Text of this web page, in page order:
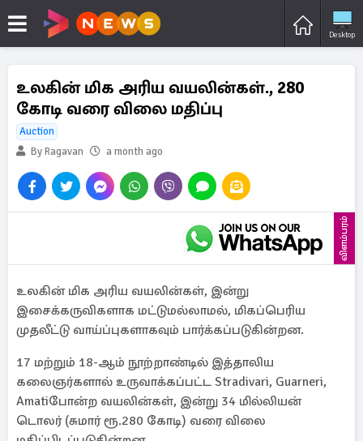
Desktop
உலகின் மிக அரிய வயலின்கள்., 280
கோடி வரை விலை மதிப்பு
Auction
By Ragavan
a month ago
விளம்பரம்
உலகின் மிக அரிய வயலின்கள், இன்று
இசைக்கருவிகளாக மட்டுமல்லாமல், மிகப்பெரிய
முதலீட்டு வாய்ப்புகளாகவும் பார்க்கப்படுகின்றன.
17 மற்றும் 18-ஆம் நூற்றாண்டில் இத்தாலிய
கலைஞர்களால் உருவாக்கப்பட்ட Stradivari, Guarneri,
Amatiபோன்ற வயலின்கள், இன்று 34 மில்லியன்
டொலர் (சுமார் ரூ.280 கோடி) வரை விலை